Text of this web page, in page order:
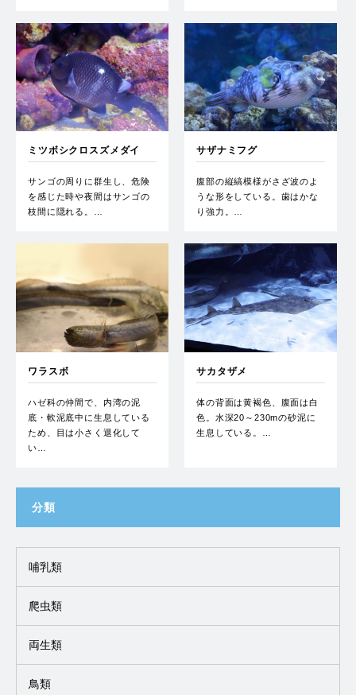
ミツボシクロスズメダイ
サンゴの周りに群生し、危険
を感じた時や夜間はサンゴの
枝間に隠れる。…
サザナミフグ
腹部の縦縞模様がさざ波のよ
うな形をしている。歯はかな
り強力。…
ワラスボ
ハゼ科の仲間で、内湾の泥
底・軟泥底中に生息している
ため、目は小さく退化して
い…
サカタザメ
体の背面は黄褐色、腹面は白
色。水深20～230mの砂泥に
生息している。…
分類
哺乳類
爬虫類
両生類
鳥類